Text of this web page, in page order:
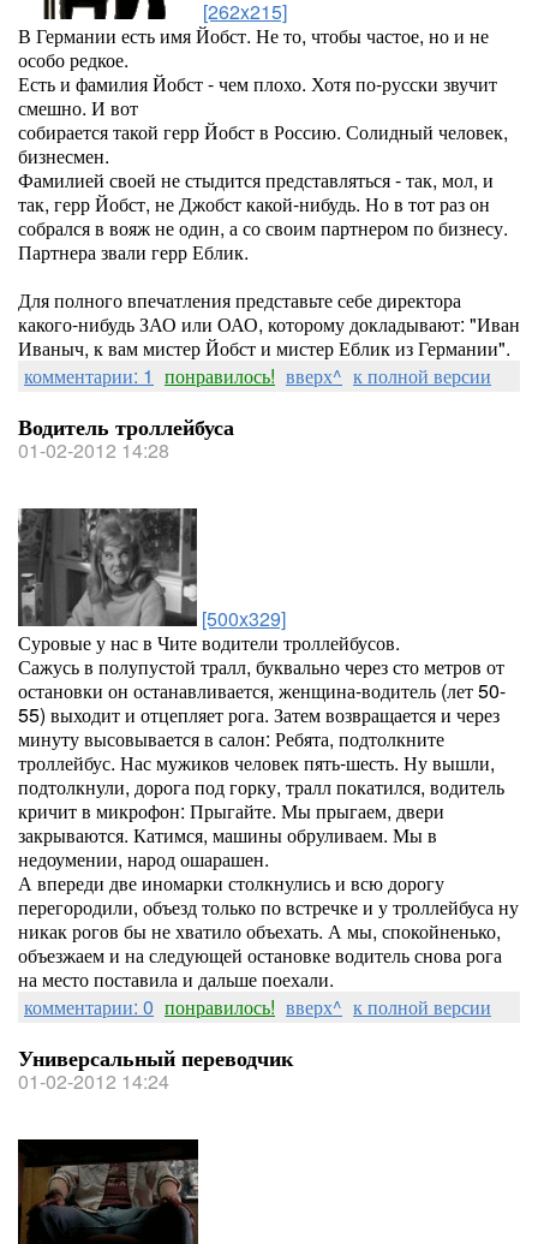
[262x215]
В Германии есть имя Йобст. Не то, чтобы частое, но и не
особо редкое.
Есть и фамилия Йобст - чем плохо. Хотя по-русски звучит
смешно. И вот
собирается такой герр Йобст в Россию. Солидный человек,
бизнесмен.
Фамилией своей не стыдится представляться - так, мол, и
так, герр Йобст, не Джобст какой-нибудь. Но в тот раз он
собрался в вояж не один, а со своим партнером по бизнесу.
Партнера звали герр Еблик.
Для полного впечатления представьте себе директора
какого-нибудь ЗАО или ОАО, которому докладывают: "Иван
Иваныч, к вам мистер Йобст и мистер Еблик из Германии".
комментарии: 1 понравилось! вверх^ к полной версии
Водитель троллейбуса
01-02-2012 14:28
[500x329]
Суровые у нас в Чите водители троллейбусов.
Сажусь в полупустой тралл, буквально через сто метров от
остановки он останавливается, женщина-водитель (лет 50-
55) выходит и отцепляет рога. Затем возвращается и через
минуту высовывается в салон: Ребята, подтолкните
троллейбус. Нас мужиков человек пять-шесть. Ну вышли,
подтолкнули, дорога под горку, тралл покатился, водитель
кричит в микрофон: Прыгайте. Мы прыгаем, двери
закрываются. Катимся, машины обруливаем. Мы в
недоумении, народ ошарашен.
А впереди две иномарки столкнулись и всю дорогу
перегородили, объезд только по встречке и у троллейбуса ну
никак рогов бы не хватило объехать. А мы, спокойненько,
объезжаем и на следующей остановке водитель снова рога
на место поставила и дальше поехали.
комментарии: 0 понравилось! вверх^ к полной версии
Универсальный переводчик
01-02-2012 14:24